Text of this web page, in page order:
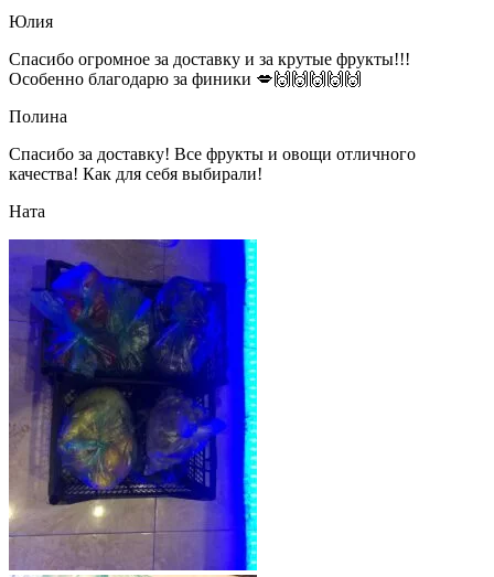
Юлия
Спасибо огромное за доставку и за крутые фрукты!!!
Особенно благодарю за финики 💋🙌🙌🙌🙌🙌
Полина
Спасибо за доставку! Все фрукты и овощи отличного
качества! Как для себя выбирали!
Ната